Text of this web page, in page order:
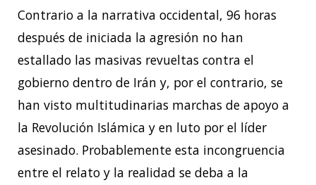
Contrario a la narrativa occidental, 96 horas
después de iniciada la agresión no han
estallado las masivas revueltas contra el
gobierno dentro de Irán y, por el contrario, se
han visto multitudinarias marchas de apoyo a
la Revolución Islámica y en luto por el líder
asesinado. Probablemente esta incongruencia
entre el relato y la realidad se deba a la